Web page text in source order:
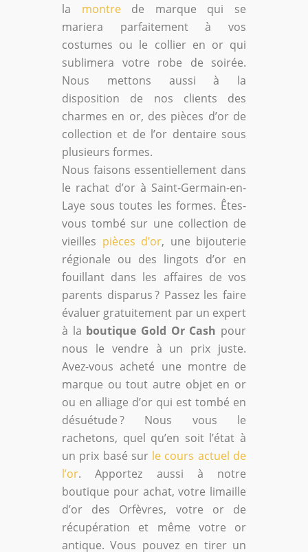
la montrede marque qui se
mariera parfaitement à vos
costumes ou le collier en or qui
sublimera votre robe de soirée.
Nous mettons aussi à la
disposition de nos clients des
charmes en or, des pièces d’or de
collection et de l’or dentaire sous
plusieurs formes.
Nous faisons essentiellement dans
le rachat d’or à Saint-Germain-en-
Laye sous toutes les formes. Êtes-
vous tombé sur une collection de
vieilles pièces d’or, une bijouterie
régionale ou des lingots d’or en
fouillant dans les affaires de vos
parents disparus ? Passez les faire
évaluer gratuitement par un expert
à la boutique Gold Or Cash pour
nous le vendre à un prix juste.
Avez-vous acheté une montre de
marque ou tout autre objet en or
ou en alliage d’or qui est tombé en
désuétude ? Nous vous le
rachetons, quel qu’en soit l’état à
un prix basé surle cours actuel de
l’or. Apportez aussi à notre
boutique pour achat, votre limaille
d’or des Orfèvres, votre or de
récupération et même votre or
antique. Vous pouvez en tirer un